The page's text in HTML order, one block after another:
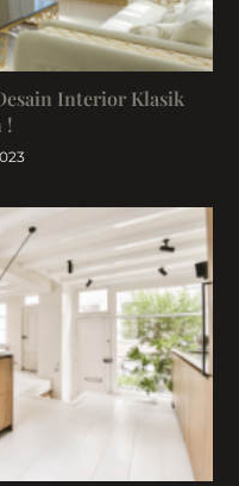
Interior Klasik
!